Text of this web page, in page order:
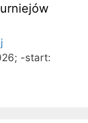
-start: